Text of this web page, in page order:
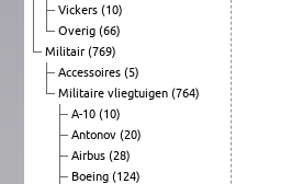
Vickers (10)
Overig (66)
Militair (769)
Accessoires (5)
Militaire vliegtuigen (764)
A-10 (10)
Antonov (20)
Airbus (28)
Boeing (124)